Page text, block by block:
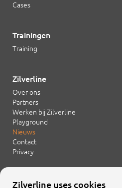
Cases
Trainingen
Training
Zilverline
Over ons
Partners
Werken bij Zilverline
Playground
Nieuws
Contact
Privacy
Zilverline uses cookies